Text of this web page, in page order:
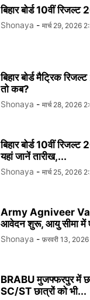
बिहार बोर्ड 10वीं
Shonaya - मार्च 29, 2026
बिहार बोर्ड मैट्रिक
तो कब?
Shonaya - मार्च 28, 2026
बिहार बोर्ड 10वीं
यहां जानें तारीख,...
Shonaya - मार्च 25, 2026
Army Agniveer
आवेदन शुरू, आयु सीमा में
Shonaya - फ़रवरी 13, 2026
BRABU मुजफ्फरपुर में
SC/ST छात्रों को भी...